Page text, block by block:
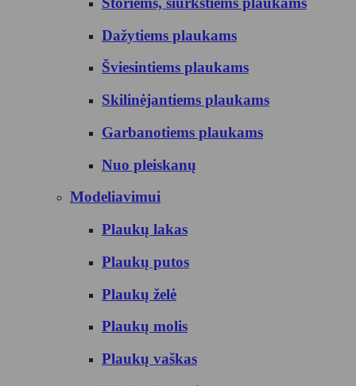
Dažytiems plaukams
Šviesintiems plaukams
Skilinėjantiems plaukams
Garbanotiems plaukams
Nuo pleiskanų
Modeliavimui
Plaukų lakas
Plaukų putos
Plaukų želė
Plaukų molis
Plaukų vaškas